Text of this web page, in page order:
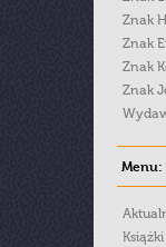
Znak
Znak
Znak
Znak
Menu:
Książki